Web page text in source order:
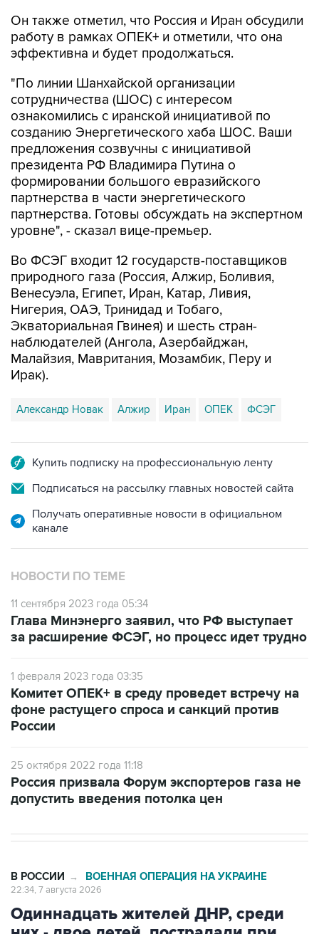
Он также отметил, что Россия и Иран обсудили
работу в рамках ОПЕК+ и отметили, что она
эффективна и будет продолжаться.
"По линии Шанхайской организации
сотрудничества (ШОС) с интересом
ознакомились с иранской инициативой по
созданию Энергетического хаба ШОС. Ваши
предложения созвучны с инициативой
президента РФ Владимира Путина о
формировании большого евразийского
партнерства в части энергетического
партнерства. Готовы обсуждать на экспертном
уровне", - сказал вице-премьер.
Во ФСЭГ входит 12 государств-поставщиков
природного газа (Россия, Алжир, Боливия,
Венесуэла, Египет, Иран, Катар, Ливия,
Нигерия, ОАЭ, Тринидад и Тобаго,
Экваториальная Гвинея) и шесть стран-
наблюдателей (Ангола, Азербайджан,
Малайзия, Мавритания, Мозамбик, Перу и
Ирак).
Александр Новак Алжир Иран ОПЕК ФСЭГ
Купить подписку на профессиональную ленту
Подписаться на рассылку главных новостей сайта
Получать оперативные новости в официальном
канале
НОВОСТИ ПО ТЕМЕ
11 сентября 2023 года 05:34
Глава Минэнерго заявил, что РФ выступает
за расширение ФСЭГ, но процесс идет трудно
1 февраля 2023 года 03:35
Комитет ОПЕК+ в среду проведет встречу на
фоне растущего спроса и санкций против
России
25 октября 2022 года 11:18
Россия призвала Форум экспортеров газа не
допустить введения потолка цен
В РОССИИ → ВОЕННАЯ ОПЕРАЦИЯ НА УКРАИНЕ
22:34, 7 августа 2026
Одиннадцать жителей ДНР, среди